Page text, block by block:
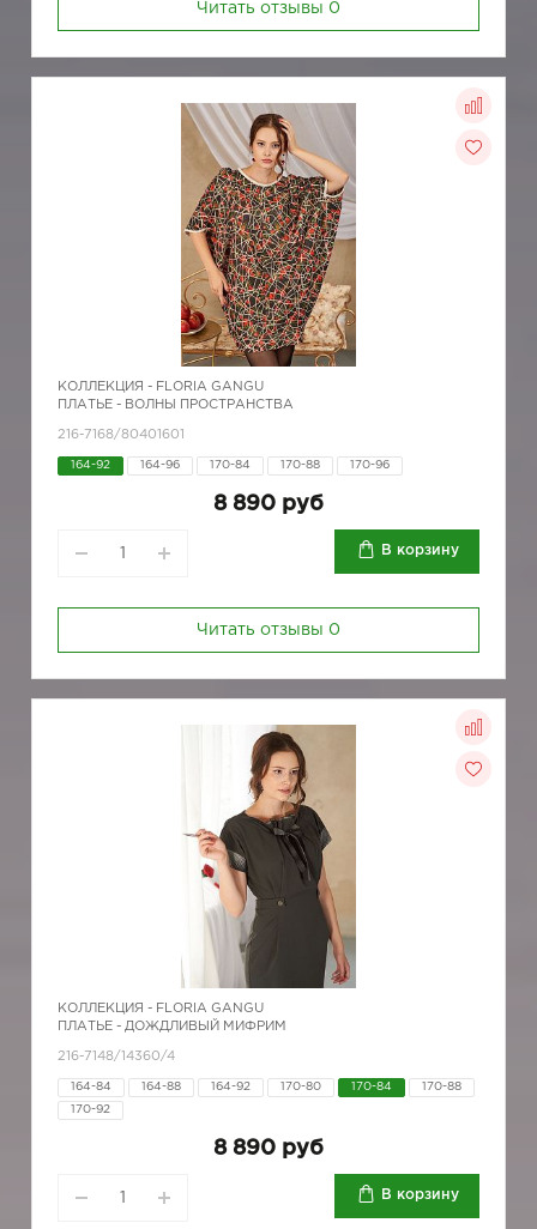
Читать отзывы 0
КОЛЛЕКЦИЯ - FLORIA GANGU
ПЛАТЬЕ - ВОЛНЫ ПРОСТРАНСТВА
216-7168/80401601
164-92 164-96 170-84 170-88 170-96
8 890 руб
В корзину
Читать отзывы 0
КОЛЛЕКЦИЯ - FLORIA GANGU
ПЛАТЬЕ - ДОЖДЛИВЫЙ МИФРИМ
216-7148/14360/4
164-84 164-88 164-92 170-80 170-84 170-88
170-92
8 890 руб
В корзину